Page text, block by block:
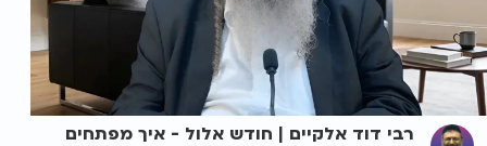
רבי דוד אלקיים | חודש אלול - איך מפתחים